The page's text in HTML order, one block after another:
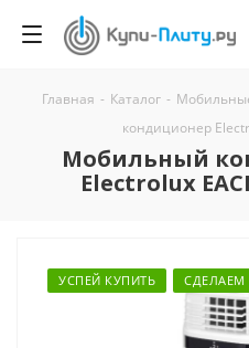
Главная - Каталог -
кондиционер
Мобильный
Electrolux
УСПЕЙ КУПИТЬ СДЕЛАЕМ